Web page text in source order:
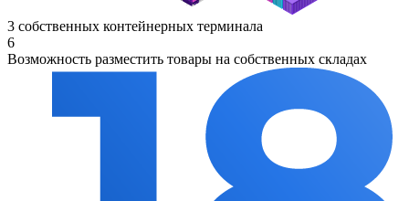
3 собственных контейнерных терминала
6
Возможность разместить товары на собственных складах